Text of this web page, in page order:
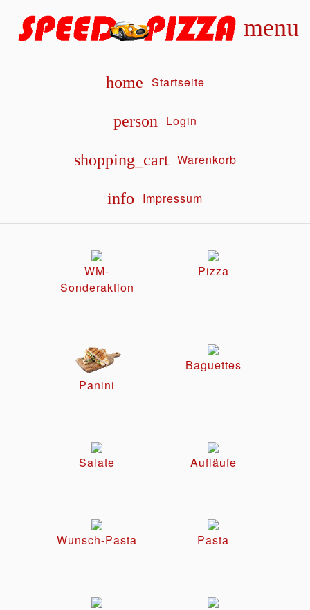
menu
home Startseite
person Login
shopping_cart Warenkorb
info Impressum
WM-
Sonderaktion
Pizza
Panini
Baguettes
Salate Aufläufe
Wunsch-Pasta Pasta